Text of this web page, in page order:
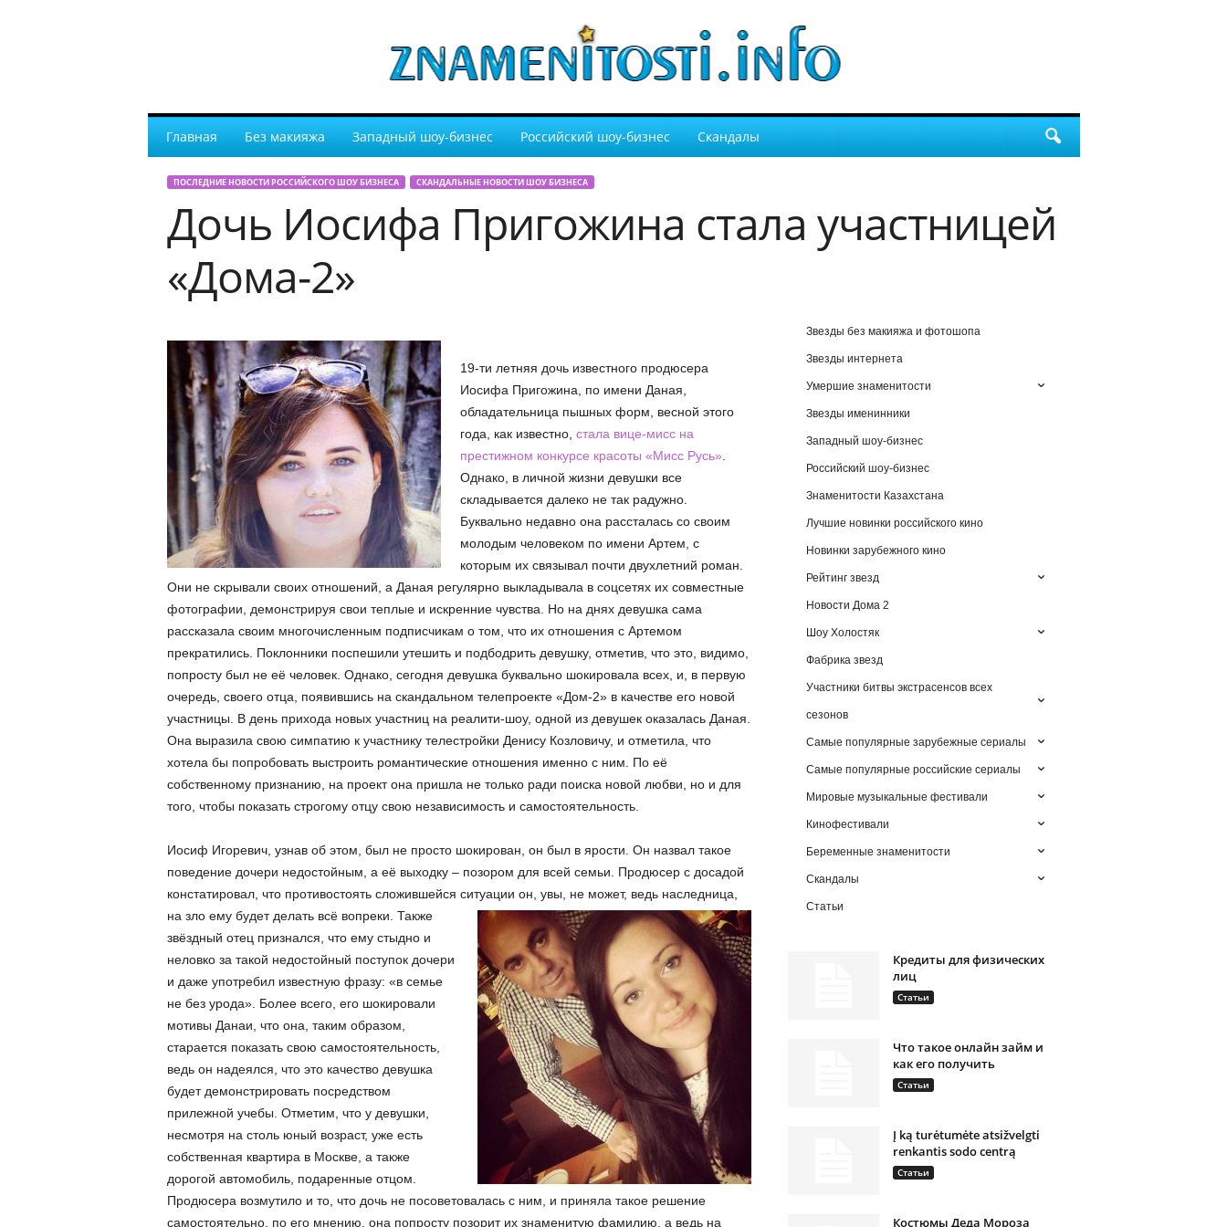
Главная Без макияжа Западный шоу-бизнес Российский шоу-бизнес Скандалы
ПОСЛЕДНИЕ НОВОСТИ РОССИЙСКОГО ШОУ БИЗНЕСА СКАНДАЛЬНЫЕ НОВОСТИ ШОУ БИЗНЕСА
Дочь Иосифа Пригожина стала участницей
«Дома-2»
19-ти летняя дочь известного продюсера
Иосифа Пригожина, по имени Даная,
обладательница пышных форм, весной этого
года, как известно, стала вице-мисс на
престижном конкурсе красоты «Мисс Русь»
Однако, в личной жизни девушки все
складывается далеко не так радужно.
Буквально недавно она рассталась со своим
молодым человеком по имени Артем, с
которым их связывал почти двухлетний роман.
Они не скрывали своих отношений, а Даная регулярно выкладывала в соцсетях их совместные
фотографии, демонстрируя свои теплые и искренние чувства. Но на днях девушка сама
рассказала своим многочисленным подписчикам о том, что их отношения с Артемом
прекратились. Поклонники поспешили утешить и подбодрить девушку, отметив, что это, видимо,
попросту был не её человек. Однако, сегодня девушка буквально шокировала всех, и, в первую
очередь, своего отца, появившись на скандальном телепроекте «Дом-2» в качестве его новой
участницы. В день прихода новых участниц на реалити-шоу, одной из девушек оказалась Даная.
Она выразила свою симпатию к участнику телестройки Денису Козловичу, и отметила, что
хотела бы попробовать выстроить романтические отношения именно с ним. По её
собственному признанию, на проект она пришла не только ради поиска новой любви, но и для
того, чтобы показать строгому отцу свою независимость и самостоятельность.
Иосиф Игоревич, узнав об этом, был не просто шокирован, он был в ярости. Он назвал такое
поведение дочери недостойным, а её выходку – позором для всей семьи. Продюсер с досадой
констатировал, что противостоять сложившейся ситуации он, увы, не может, ведь наследница,
на зло ему будет делать всё вопреки. Также
звёздный отец признался, что ему стыдно и
неловко за такой недостойный поступок дочери
и даже употребил известную фразу: «в семье
не без урода». Более всего, его шокировали
мотивы Данаи, что она, таким образом,
старается показать свою самостоятельность,
ведь он надеялся, что это качество девушка
будет демонстрировать посредством
прилежной учебы. Отметим, что у девушки,
несмотря на столь юный возраст, уже есть
собственная квартира в Москве, а также
дорогой автомобиль, подаренные отцом.
Продюсера возмутило и то, что дочь не посоветовалась с ним, и приняла такое решение
самостоятельно, по его мнению, она попросту позорит их знаменитую фамилию, а ведь на
Звезды без макияжа и фотошопа
Звезды интернета
Умершие знаменитости
Звезды именинники
Западный шоу-бизнес
Российский шоу-бизнес
Знаменитости Казахстана
Лучшие новинки российского кино
Новинки зарубежного кино
Рейтинг звезд
Новости Дома 2
Шоу Холостяк
Фабрика звезд
Участники битвы экстрасенсов всех
сезонов
Самые популярные зарубежные сериалы
Самые популярные российские сериалы
Мировые музыкальные фестивали
Кинофестивали
Беременные знаменитости
Скандалы
Статьи
Кредиты для физических
лиц
Статьи
Что такое онлайн займ и
как его получить
Статьи
Į ką turėtumėte atsižvelgti
renkantis sodo centrą
Статьи
Костюмы Деда Мороза